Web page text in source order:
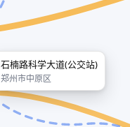
石楠路科学大道(公交站)
郑州市中原区